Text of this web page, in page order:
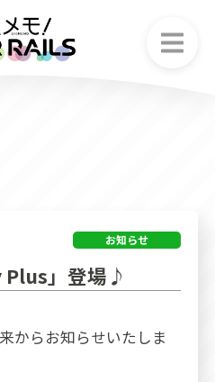
お知らせ
Plus」登場♪
からお知らせいたしま